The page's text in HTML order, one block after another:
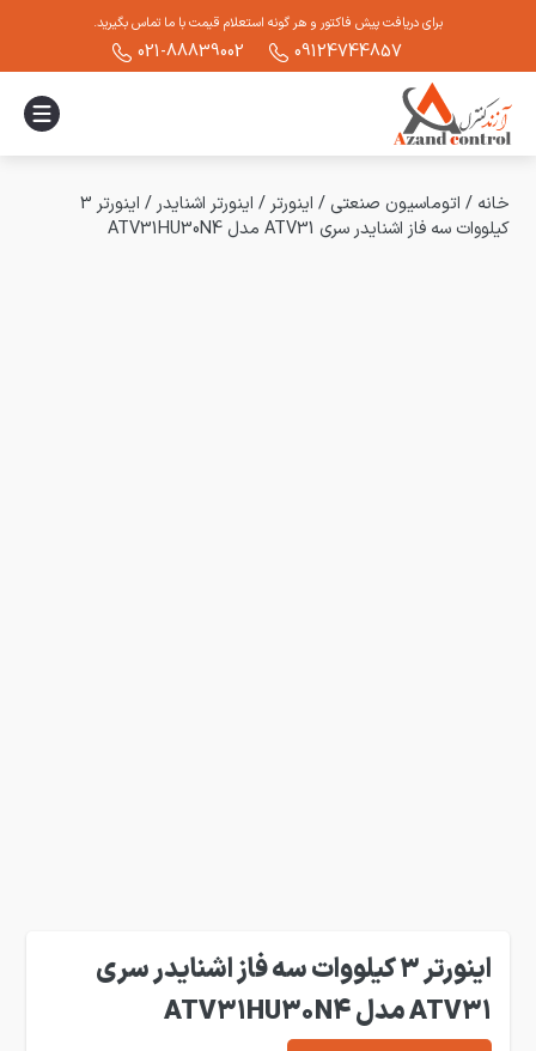
برای دریافت پیش فاکتور و هر گونه استعلام قیمت با ما تماس بگیرید.
09124744857
021-88839002
خانه / اتوماسیون صنعتی / اینورتر / اینورتر اشنایدر /
اینورتر 3
کیلووات سه فاز اشنایدر سری ATV31 مدل ATV31HU30N4
اینورتر 3 کیلووات سه فاز اشنایدر سری
ATV31 مدل ATV31HU30N4